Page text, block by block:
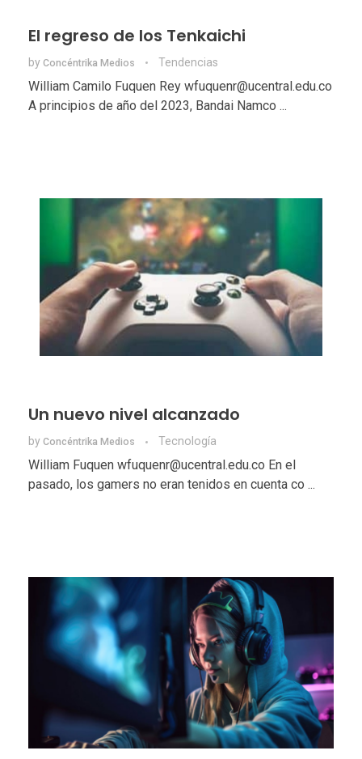
El regreso de los Tenkaichi
by Concéntrika Medios Tendencias
William Camilo Fuquen Rey wfuquenr@ucentral.edu.co
A principios de año del 2023, Bandai Namco ...
Un nuevo nivel alcanzado
by Concéntrika Medios Tecnologí­a
William Fuquen wfuquenr@ucentral.edu.co En el
pasado, los gamers no eran tenidos en cuenta co ...